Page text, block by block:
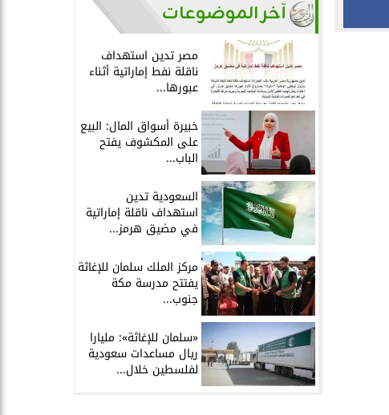
آخر الموضوعات
مصر تدين استهداف
ناقلة نفط إماراتية أثناء
عبورها...
خبيرة أسواق المال: البيع
على المكشوف يفتح
الباب...
السعودية تدين
استهداف ناقلة إماراتية
في مضيق هرمز...
مركز الملك سلمان للإغاثة
يفتتح مدرسة مكة
جنوب...
«سلمان للإغاثة»: مليارا
ريال مساعدات سعودية
لفلسطين خلال...